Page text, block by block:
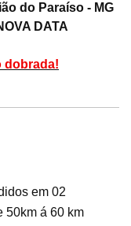
do Paraíso - MG
DATA
dobrada!
em 02
50km á 60 km